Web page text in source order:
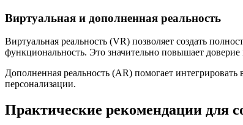
Виртуальная и дополненная реальность
Виртуальная реальность (VR) позволяет создать
функциональность. Это значительно повышает доверие
Дополненная реальность (AR) помогает
персонализации.
Практические рекомендации для